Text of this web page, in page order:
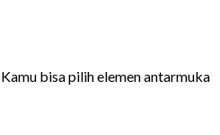
bisa pilih elemen antarmuka